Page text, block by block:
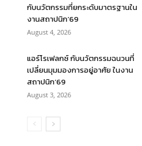
กับนวัตกรรมที่ยกระดับมาตรฐานใน
งานสถาปนิก’69
August 4, 2026
แอร์โรเฟลกซ์ กับนวัตกรรมฉนวนที่
เปลี่ยนมุมมองการอยู่อาศัย ในงาน
สถาปนิก’69
August 3, 2026